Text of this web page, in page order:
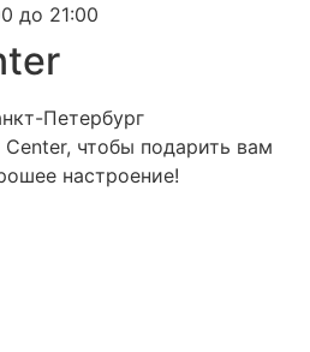
до 21:00
Петербург
чтобы подарить вам
настроение!